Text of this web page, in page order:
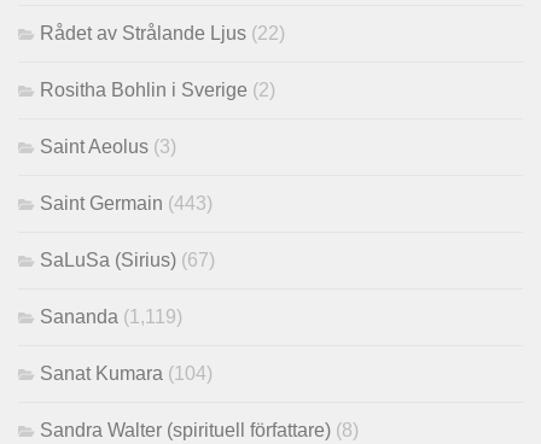
Rådet av Strålande Ljus (22)
Rositha Bohlin i Sverige (2)
Saint Aeolus (3)
Saint Germain (443)
SaLuSa (Sirius) (67)
Sananda (1,119)
Sanat Kumara (104)
Sandra Walter (spirituell författare) (8)